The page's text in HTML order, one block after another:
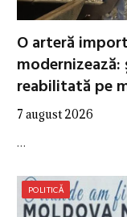
O arteră
reabilitată pe
7 august 2026
…
POLITICĂ